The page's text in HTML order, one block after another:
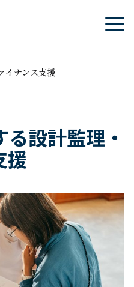
イナンス支援
設計監理・
援